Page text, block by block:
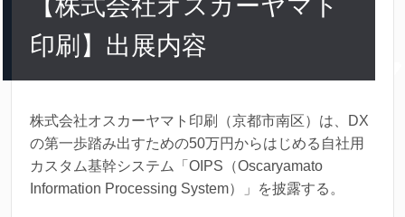
【株式会社オスカーヤマト
印刷】出展内容
株式会社オスカーヤマト印刷（京都市南区）は、DX
の第一歩踏み出すための50万円からはじめる自社用
カスタム基幹システム「OIPS（Oscaryamato
Information Processing System）」を披露する。